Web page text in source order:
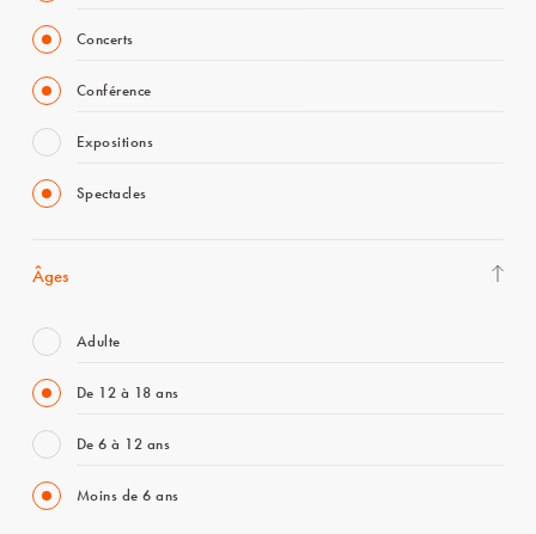
Concerts
Conférence
Expositions
Spectacles
Âges
Adulte
De 12 à 18 ans
De 6 à 12 ans
Moins de 6 ans